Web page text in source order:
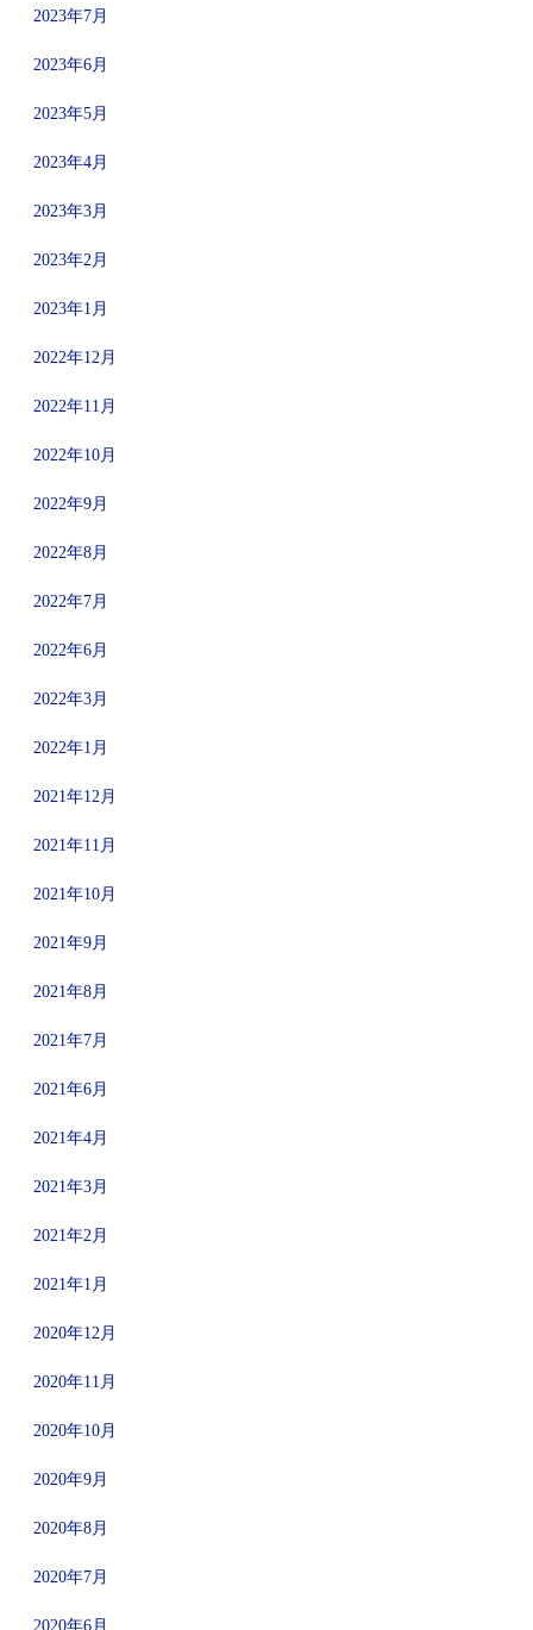
2023年7月
2023年6月
2023年5月
2023年4月
2023年3月
2023年2月
2023年1月
2022年12月
2022年11月
2022年10月
2022年9月
2022年8月
2022年7月
2022年6月
2022年3月
2022年1月
2021年12月
2021年11月
2021年10月
2021年9月
2021年8月
2021年7月
2021年6月
2021年4月
2021年3月
2021年2月
2021年1月
2020年12月
2020年11月
2020年10月
2020年9月
2020年8月
2020年7月
2020年6月